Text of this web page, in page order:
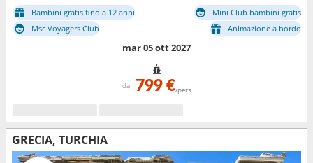
Bambini gratis fino a 12 anni
Mini Club bambini gratis
Msc Voyagers Club
Animazione a bordo
mar 05 ott 2027
da 799 €/pers
GRECIA, TURCHIA